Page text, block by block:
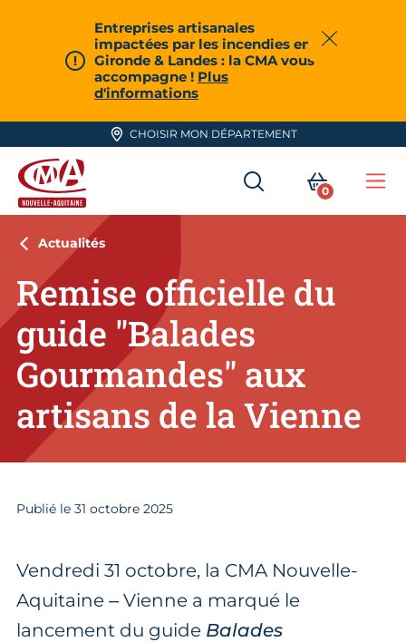
Entreprises artisanales
impactées par les incendies en
Gironde & Landes : la CMA vous
accompagne ! Plus
d'informations
Fermer
CHOISIR MON DÉPARTEMENT
CMA Nouvelle-Aquitaine
RECHERCHER
MON
0
Actualités
Remise officielle du
guide "Balades
Gourmandes" aux
artisans de la Vienne
Publié le 31 octobre 2025
Vendredi 31 octobre, la CMA Nouvelle-
Aquitaine – Vienne a marqué le
lancement du guide Balades